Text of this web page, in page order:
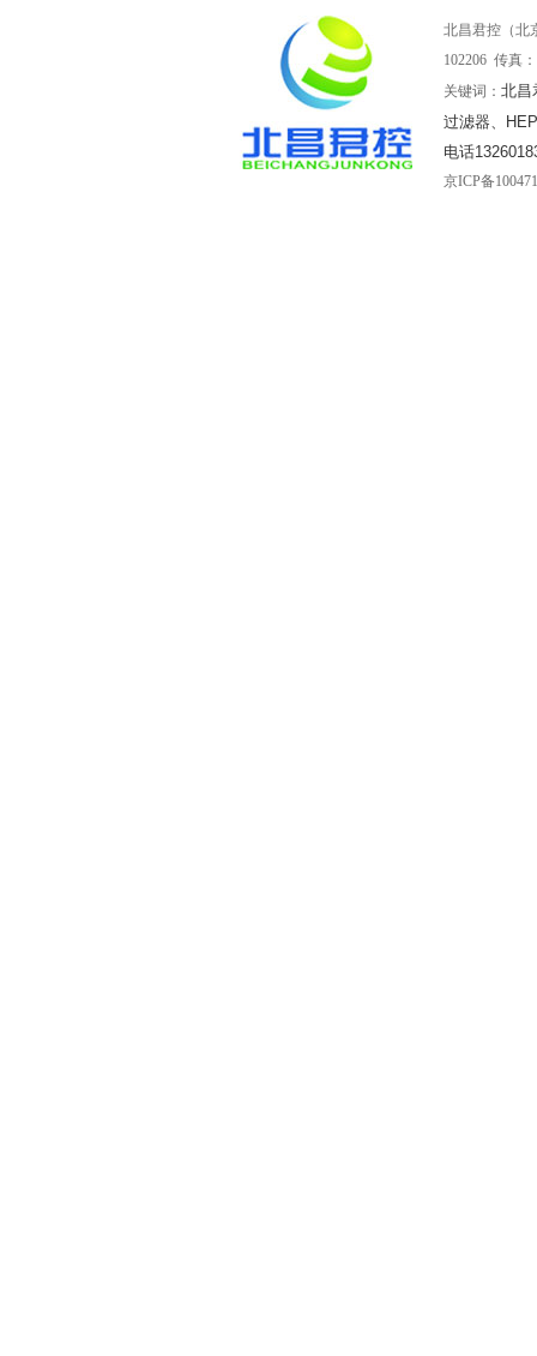
北昌君控（北
102206 传真
关键词： 北昌
过滤器、
电话
京ICP备